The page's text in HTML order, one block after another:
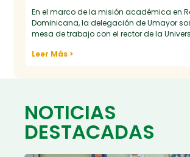
En el marco de la misión académica en
Dominicana, la delegación de Umayor
mesa de trabajo con el rector de la
Leer Más >
NOTICIAS
DESTACADAS